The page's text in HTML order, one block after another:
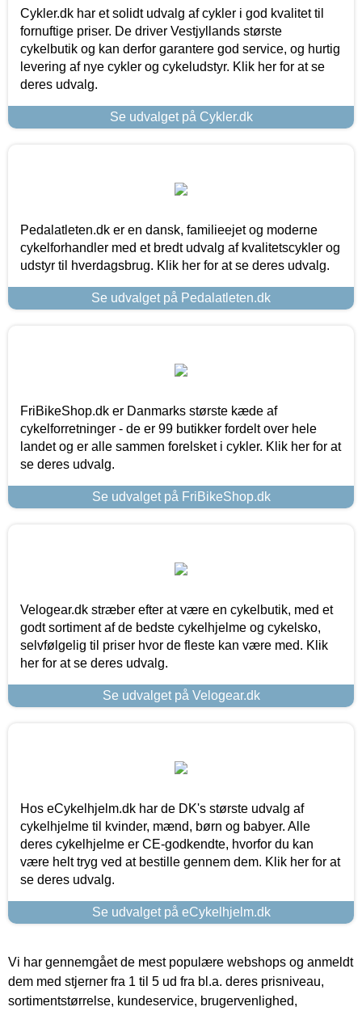
Cykler.dk har et solidt udvalg af cykler i god kvalitet til
fornuftige priser. De driver Vestjyllands største
cykelbutik og kan derfor garantere god service, og hurtig
levering af nye cykler og cykeludstyr. Klik her for at se
deres udvalg.
Se udvalget på Cykler.dk
Pedalatleten.dk er en dansk, familieejet og moderne
cykelforhandler med et bredt udvalg af kvalitetscykler og
udstyr til hverdagsbrug. Klik her for at se deres udvalg.
Se udvalget på Pedalatleten.dk
FriBikeShop.dk er Danmarks største kæde af
cykelforretninger - de er 99 butikker fordelt over hele
landet og er alle sammen forelsket i cykler. Klik her for at
se deres udvalg.
Se udvalget på FriBikeShop.dk
Velogear.dk stræber efter at være en cykelbutik, med et
godt sortiment af de bedste cykelhjelme og cykelsko,
selvfølgelig til priser hvor de fleste kan være med. Klik
her for at se deres udvalg.
Se udvalget på Velogear.dk
Hos eCykelhjelm.dk har de DK's største udvalg af
cykelhjelme til kvinder, mænd, børn og babyer. Alle
deres cykelhjelme er CE-godkendte, hvorfor du kan
være helt tryg ved at bestille gennem dem. Klik her for at
se deres udvalg.
Se udvalget på eCykelhjelm.dk
Vi har gennemgået de mest populære webshops og anmeldt
dem med stjerner fra 1 til 5 ud fra bl.a. deres prisniveau,
sortimentstørrelse, kundeservice, brugervenlighed,